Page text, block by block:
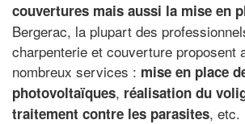
couvertures mais aussi la mise en
Bergerac, la plupart des
charpenterie et couverture proposent
nombreux services : mise en place
photovoltaïques, réalisation du
traitement contre les parasites, etc.